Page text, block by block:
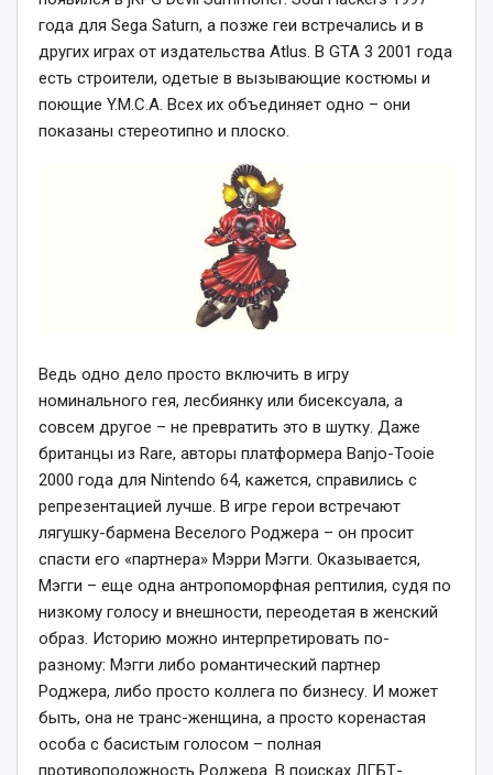
года для Sega Saturn, а позже геи встречались и в
других играх от издательства Atlus. В GTA 3 2001 года
есть строители, одетые в вызывающие костюмы и
поющие Y.M.C.A. Всех их объединяет одно – они
показаны стереотипно и плоско.
Ведь одно дело просто включить в игру
номинального гея, лесбиянку или бисексуала, а
совсем другое – не превратить это в шутку. Даже
британцы из Rare, авторы платформера Banjo-Tooie
2000 года для Nintendo 64, кажется, справились с
репрезентацией лучше. В игре герои встречают
лягушку-бармена Веселого Роджера – он просит
спасти его «партнера» Мэрри Мэгги. Оказывается,
Мэгги – еще одна антропоморфная рептилия, судя по
низкому голосу и внешности, переодетая в женский
образ. Историю можно интерпретировать по-
разному: Мэгги либо романтический партнер
Роджера, либо просто коллега по бизнесу. И может
быть, она не транс-женщина, а просто коренастая
особа с басистым голосом – полная